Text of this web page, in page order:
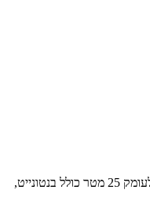
הנרייטה סולד 13-15 נהריה, קידוחי ניסיון לעומק 25 מטר כולל בנטונייט,